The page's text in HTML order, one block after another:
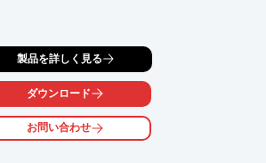
製品を詳しく見る
ダウンロード
お問い合わせ